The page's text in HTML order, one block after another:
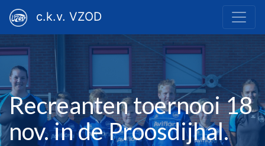
c.k.v. VZOD
Recreanten toernooi 18
nov. in de Proosdijhal.